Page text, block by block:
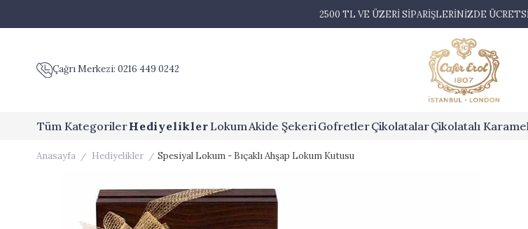
2500 TL VE ÜZERİ SİPARİŞLERİNİZDE
Çağrı Merkezi: 0216 449 0242
Tüm KategorilerHediyelikler LokumAkide ŞekeriGofretlerÇikolatalarÇikolatalı
Anasayfa Hediyelikler
Spesiyal Lokum - Bıçaklı Ahşap Lokum Kutusu